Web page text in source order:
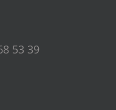
53 39